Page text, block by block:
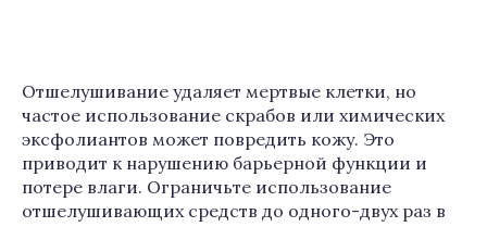
Отшелушивание удаляет мертвые клетки, но
частое использование скрабов или химических
эксфолиантов может повредить кожу. Это
приводит к нарушению барьерной функции и
потере влаги. Ограничьте использование
отшелушивающих средств до одного-двух раз в